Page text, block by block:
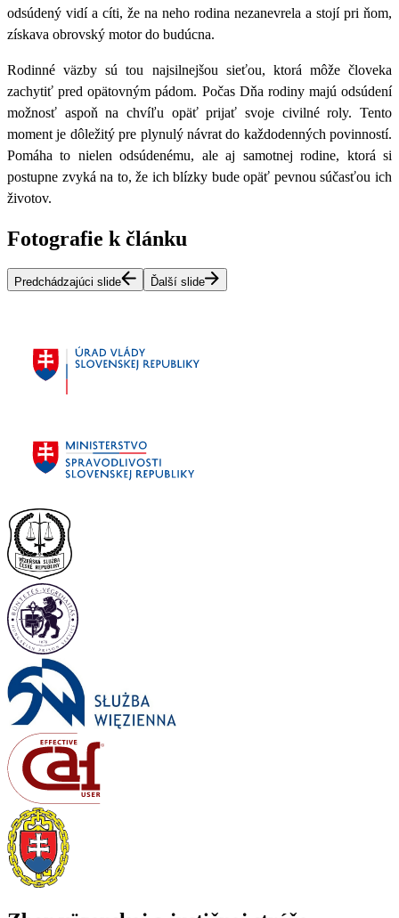
odsúdený vidí a cíti, že na neho rodina nezanevrela a stojí pri ňom,
získava obrovský motor do budúcna.
Rodinné väzby sú tou najsilnejšou sieťou, ktorá môže človeka
zachytiť pred opätovným pádom. Počas Dňa rodiny majú odsúdení
možnosť aspoň na chvíľu opäť prijať svoje civilné roly. Tento
moment je dôležitý pre plynulý návrat do každodenných povinností.
Pomáha to nielen odsúdenému, ale aj samotnej rodine, ktorá si
postupne zvyká na to, že ich blízky bude opäť pevnou súčasťou ich
životov.
Fotografie k článku
Predchádzajúci slide Ďalší slide